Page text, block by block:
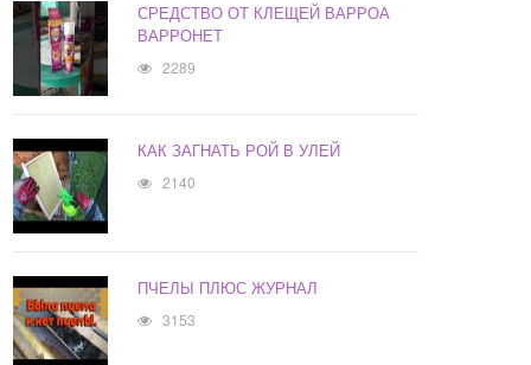
СРЕДСТВО ОТ КЛЕЩЕЙ ВАРРОА
ВАРРОНЕТ
2289
КАК ЗАГНАТЬ РОЙ В УЛЕЙ
2140
ПЧЕЛЫ ПЛЮС ЖУРНАЛ
3153